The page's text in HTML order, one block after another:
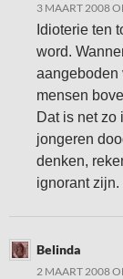
3 MAART 2008
Idioterie ten
word.
aangeboden
mensen
Dat is net zo
jongeren
denken,
ignorant
Belinda
2 MAART 2008